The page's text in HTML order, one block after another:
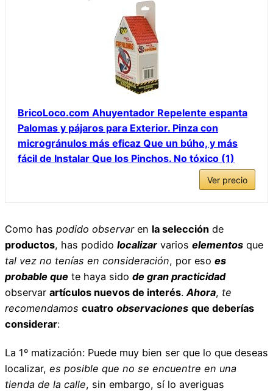
BricoLoco.com Ahuyentador Repelente espanta
Palomas y pájaros para Exterior. Pinza con
microgránulos más eficaz Que un búho, y más
fácil de Instalar Que los Pinchos. No tóxico (1)
Ver precio
Como has podido observaren la selección de
productos, has podido localizar varios elementos que
tal vez no tenías en consideración, por eso es
probable que te haya sido de gran practicidad
observar artículos nuevos de interés. Ahora, te
recomendamos cuatro observaciones que deberías
considerar:
La 1º matización: Puede muy bien ser que lo que deseas
localizar, es posible que no se encuentre en una
tienda de la calle, sin embargo, sí lo averiguas